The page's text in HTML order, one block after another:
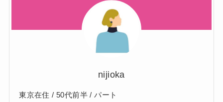
nijioka
東京在住 / 50代前半 / パート